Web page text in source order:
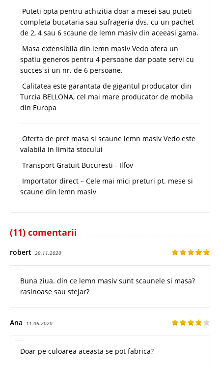
Puteti opta pentru achizitia doar a mesei sau puteti
completa bucataria sau sufrageria dvs. cu un pachet
de 2, 4 sau 6 scaune de lemn masiv din aceeasi gama.
Masa extensibila din lemn masiv Vedo ofera un
spatiu generos pentru 4 persoane dar poate servi cu
succes si un nr. de 6 persoane.
Calitatea este garantata de gigantul producator din
Turcia BELLONA, cel mai mare producator de mobila
din Europa
Oferta de pret masa si scaune lemn masiv Vedo este
valabila in limita stocului
Transport Gratuit Bucuresti - Ilfov
Importator direct – Cele mai mici preturi pt. mese si
scaune din lemn masiv
(11) comentarii
robert 29.11.2020
Buna ziua. din ce lemn masiv sunt scaunele si masa?
rasinoase sau stejar?
Ana 11.06.2020
Doar pe culoarea aceasta se pot fabrica?